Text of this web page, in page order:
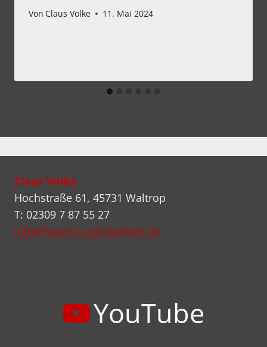
Von Claus Volke 11. Mai 2024
Claus Volke
Hochstraße 61, 45731 Waltrop
T: 02309 7 87 55 27
info@hoeren-und-fuehlen.de
YouTube